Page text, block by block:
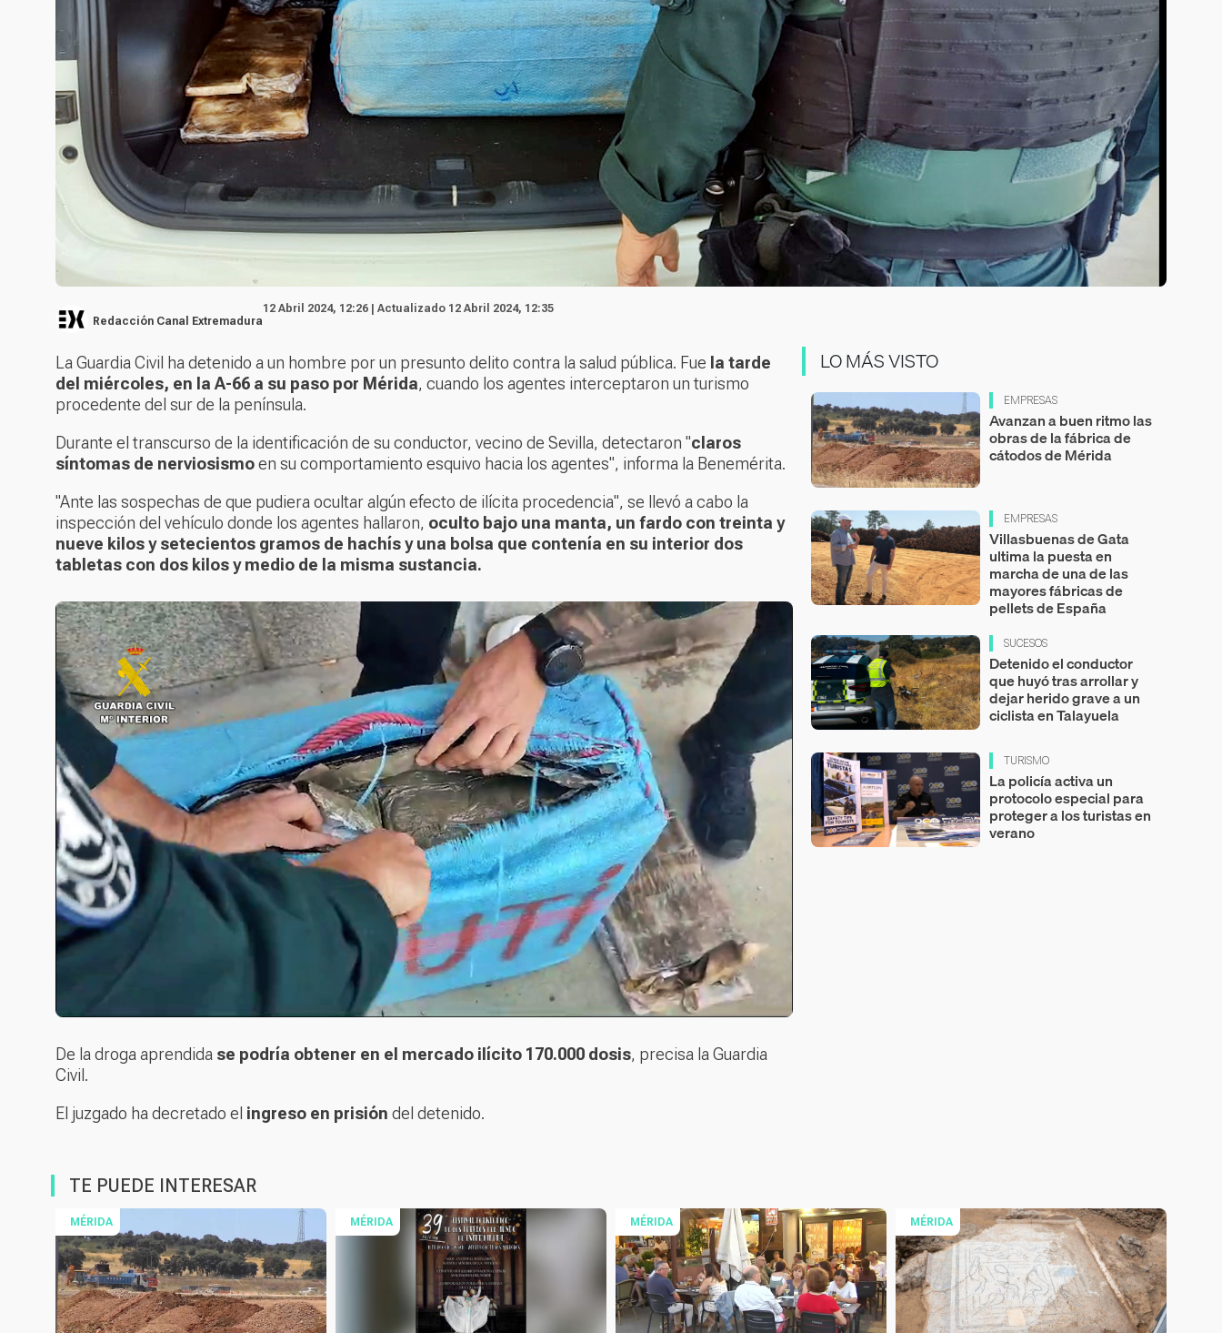
Redacción Canal Extremadura
12 Abril 2024, 12:26 | Actualizado 12 Abril 2024, 12:35
La Guardia Civil ha detenido a un hombre por un presunto delito contra la salud pública. Fue la tarde
del miércoles, en la A-66 a su paso por Mérida, cuando los agentes interceptaron un turismo
procedente del sur de la península.
Durante el transcurso de la identificación de su conductor, vecino de Sevilla, detectaron "claros
síntomas de nerviosismoen su comportamiento esquivo hacia los agentes", informa la Benemérita.
"Ante las sospechas de que pudiera ocultar algún efecto de ilícita procedencia", se llevó a cabo la
inspección del vehículo donde los agentes hallaron, oculto bajo una manta, un fardo con treinta y
nueve kilos y setecientos gramos de hachís y una bolsa que contenía en su interior dos
tabletas con dos kilos y medio de la misma sustancia.
De la droga aprendida se podría obtener en el mercado ilícito 170.000 dosis, precisa la Guardia
Civil.
El juzgado ha decretado el ingreso en prisión del detenido.
LO MÁS VISTO
EMPRESAS
Avanzan a buen ritmo las
obras de la fábrica de
cátodos de Mérida
EMPRESAS
Villasbuenas de Gata
ultima la puesta en
marcha de una de las
mayores fábricas de
pellets de España
SUCESOS
Detenido el conductor
que huyó tras arrollar y
dejar herido grave a un
ciclista en Talayuela
TURISMO
La policía activa un
protocolo especial para
proteger a los turistas en
verano
TE PUEDE INTERESAR
MÉRIDA MÉRIDA MÉRIDA MÉRIDA